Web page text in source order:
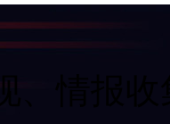
、情报